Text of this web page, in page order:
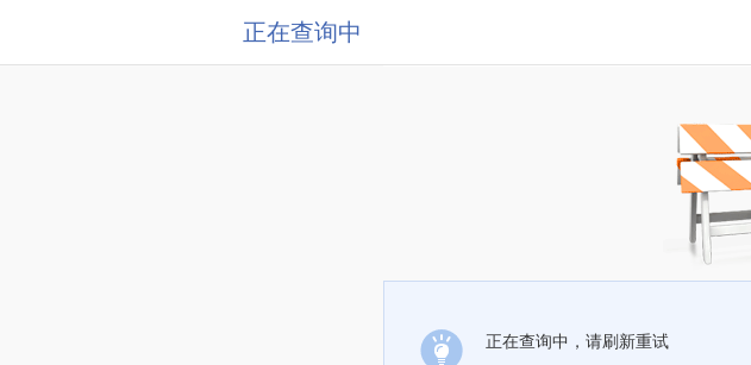
正在查询中
正在查询中，请刷新重试